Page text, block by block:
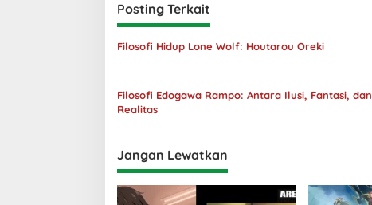
Posting Terkait
Filosofi Hidup Lone Wolf: Houtarou Oreki
Filosofi Edogawa Rampo: Antara Ilusi, Fantasi, dan
Realitas
Jangan Lewatkan